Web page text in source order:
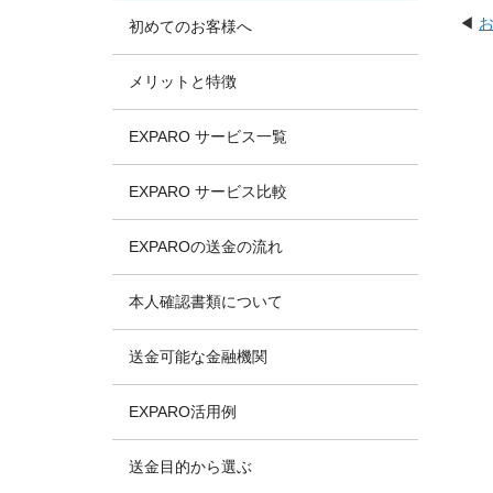
◀
初めてのお客様へ
メリットと特徴
EXPARO サービス一覧
EXPARO サービス比較
EXPAROの送金の流れ
本人確認書類について
送金可能な金融機関
EXPARO活用例
送金目的から選ぶ